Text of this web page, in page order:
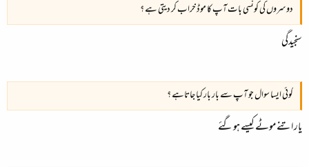
دوسروں کی کونسی بات آپ کا موڈ خراب کر دیتی ہے ؟
سنجیدگی
کوئی ایسا سوال جو آپ سے بار بار کیا جاتاہے ؟
یار اتنے موٹے کیسے ہوگئے